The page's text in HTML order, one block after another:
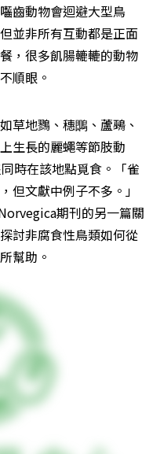
齒動物會迴避大型鳥
並非所有互動都是正面
，很多飢腸轆轆的動物
順眼。
草地鷚、穗䳭、蘆鵐、
生長的麗蠅等節肢動
時在該地點覓食。「雀
但文獻中例子不多。」
期刊的另一篇關
討非腐食性鳥類如何從
幫助。